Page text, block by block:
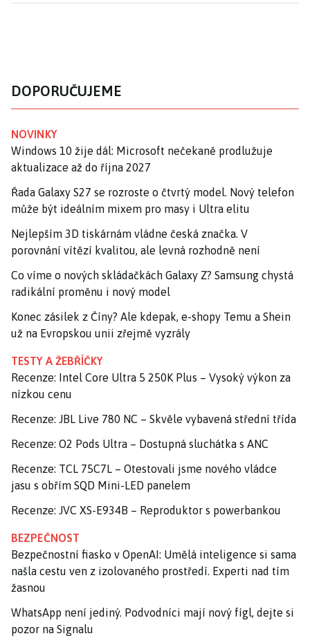
DOPORUČUJEME
NOVINKY
Windows 10 žije dál: Microsoft nečekaně prodlužuje
aktualizace až do října 2027
Řada Galaxy S27 se rozroste o čtvrtý model. Nový telefon
může být ideálním mixem pro masy i Ultra elitu
Nejlepším 3D tiskárnám vládne česká značka. V
porovnání vítězí kvalitou, ale levná rozhodně není
Co víme o nových skládačkách Galaxy Z? Samsung chystá
radikální proměnu i nový model
Konec zásilek z Číny? Ale kdepak, e-shopy Temu a Shein
už na Evropskou unii zřejmě vyzrály
TESTY A ŽEBŘÍČKY
Recenze: Intel Core Ultra 5 250K Plus – Vysoký výkon za
nízkou cenu
Recenze: JBL Live 780 NC – Skvěle vybavená střední třída
Recenze: O2 Pods Ultra – Dostupná sluchátka s ANC
Recenze: TCL 75C7L – Otestovali jsme nového vládce
jasu s obřím SQD Mini-LED panelem
Recenze: JVC XS-E934B – Reproduktor s powerbankou
BEZPEČNOST
Bezpečnostní fiasko v OpenAI: Umělá inteligence si sama
našla cestu ven z izolovaného prostředí. Experti nad tím
žasnou
WhatsApp není jediný. Podvodníci mají nový fígl, dejte si
pozor na Signalu